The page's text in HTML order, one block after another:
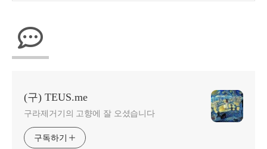
(구) TEUS.me
구라제거기의 고향에 잘 오셨습니다
구독하기